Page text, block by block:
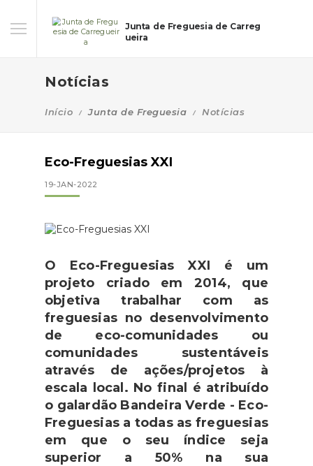
Junta de Freguesia de Carreg
ueira
Notícias
Início Junta de Freguesia Notícias
Eco-Freguesias XXI
19-JAN-2022
O Eco-Freguesias XXI é um
projeto criado em 2014, que
objetiva trabalhar com as
freguesias no desenvolvimento
de eco-comunidades ou
comunidades sustentáveis
através de ações/projetos à
escala local. No final é atribuído
o galardão Bandeira Verde - Eco-
Freguesias a todas as freguesias
em que o seu índice seja
superior a 50% na sua